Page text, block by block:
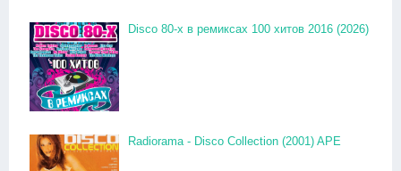
Disco 80-x в ремиксах 100 хитов 2016 (2026)
Radiorama - Disco Collection (2001) APE